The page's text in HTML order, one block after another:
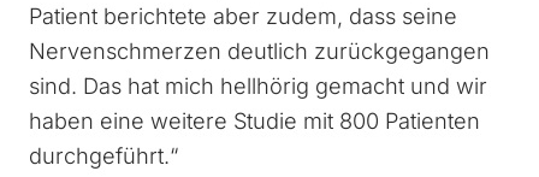
Patient berichtete aber zudem, dass seine
Nervenschmerzen deutlich zurückgegangen
sind. Das hat mich hellhörig gemacht und wir
haben eine weitere Studie mit 800 Patienten
durchgeführt.“